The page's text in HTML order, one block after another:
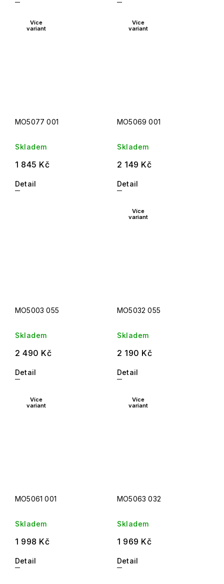
Více
variant
MO5077 001
Skladem
1 845 Kč
Detail
Více
variant
MO5069 001
Skladem
2 149 Kč
Detail
MO5003 055
Skladem
2 490 Kč
Detail
Více
variant
MO5032 055
Skladem
2 190 Kč
Detail
Více
variant
MO5061 001
Skladem
1 998 Kč
Detail
Více
variant
MO5063 032
Skladem
1 969 Kč
Detail